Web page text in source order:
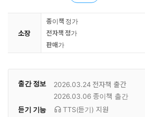
소장
종이책 정가
전자책 정가
판매가
출간 정보 2026.03.24 전자책 출간
2026.03.06 종이책 출간
듣기 기능
TTS(듣기) 지원